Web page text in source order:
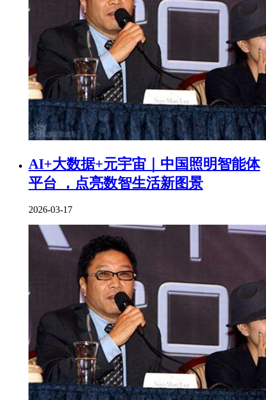
AI+大数据+元宇宙｜中国照明智能体
平台 ，点亮数智生活新图景
2026-03-17